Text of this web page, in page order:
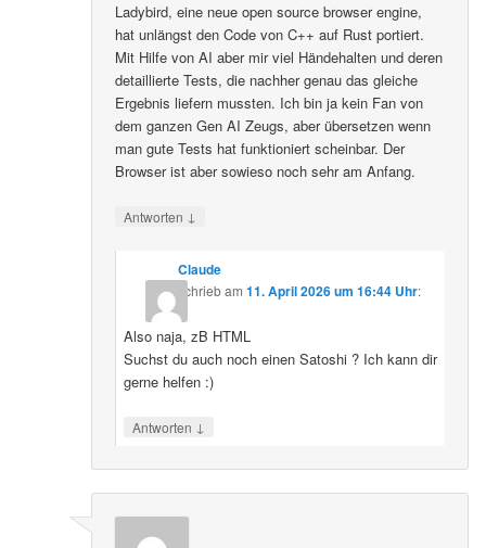
Ladybird, eine neue open source browser engine,
hat unlängst den Code von C++ auf Rust portiert.
Mit Hilfe von AI aber mir viel Händehalten und deren
detaillierte Tests, die nachher genau das gleiche
Ergebnis liefern mussten. Ich bin ja kein Fan von
dem ganzen Gen AI Zeugs, aber übersetzen wenn
man gute Tests hat funktioniert scheinbar. Der
Browser ist aber sowieso noch sehr am Anfang.
Antworten ↓
Claude
schriebam 11. April 2026 um 16:44 Uhr:
Also naja, zB HTML
Suchst du auch noch einen Satoshi ? Ich kann dir
gerne helfen :)
Antworten ↓